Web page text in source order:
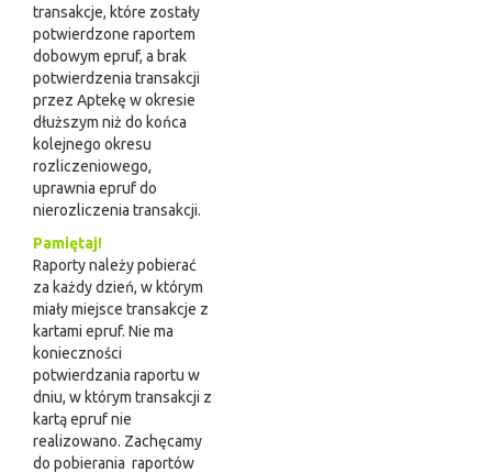
transakcje, które zostały
potwierdzone raportem
dobowym epruf, a brak
potwierdzenia transakcji
przez Aptekę w okresie
dłuższym niż do końca
kolejnego okresu
rozliczeniowego,
uprawnia epruf do
nierozliczenia transakcji.
Pamiętaj!
Raporty należy pobierać
za każdy dzień, w którym
miały miejsce transakcje z
kartami epruf. Nie ma
konieczności
potwierdzania raportu w
dniu, w którym transakcji z
kartą epruf nie
realizowano. Zachęcamy
do pobierania raportów